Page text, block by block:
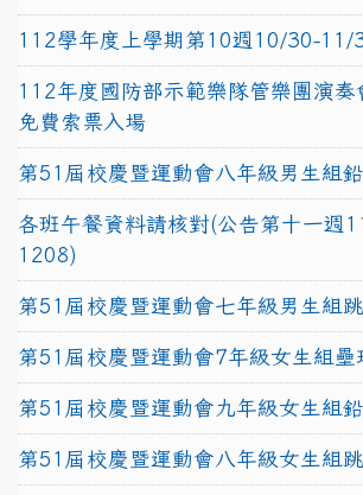
112學年度上學期第10週10/30-11/
112年度國防部示範樂隊管樂團演奏
免費索票入場
第51屆校慶暨運動會八年級男生組
各班午餐資料請核對(公告第十一週
1208)
第51屆校慶暨運動會七年級男生組
第51屆校慶暨運動會7年級女生組壘
第51屆校慶暨運動會九年級女生組
第51屆校慶暨運動會八年級女生組